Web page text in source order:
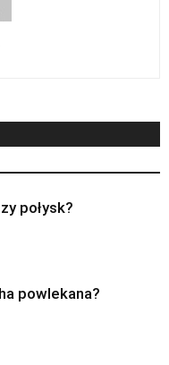
połysk?
powlekana?